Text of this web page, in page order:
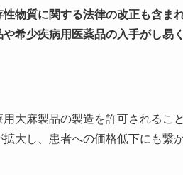
物質に関する法律の改正も含ま
希少疾病用医薬品の入手がし易
大麻製品の製造を許可されるこ
大し、患者への価格低下にも繋